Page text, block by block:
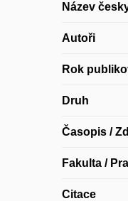
Název
Autoři
Rok
Druh
Časopis /
Fakulta /
Citace